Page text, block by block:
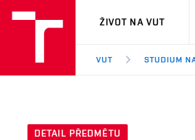
VUT
ŽIVOT NA VUT
VUT STUDIUM
DETAIL PŘEDMĚTU